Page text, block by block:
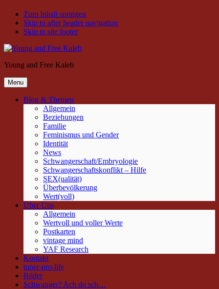
Zum Inhalt springen
Skip to after header navigation
Skip to site footer
Young and Free Kaleb
Menu
Blog & Themen
Allgemein
Beziehungen
Familie
Feminismus und Gender
Identität
News
Schwangerschaft/Embryologie
Schwangerschaftskonflikt – Hilfe
SEX(ualität)
Überbevölkerung
Wert(voll)
Über Uns
Allgemein
Wertvoll und voller Werte
Postkarten
vintage mind
YAF Research
Kontakt
tuner-pro-life
Bilder
Schwanger? Ach du sch…